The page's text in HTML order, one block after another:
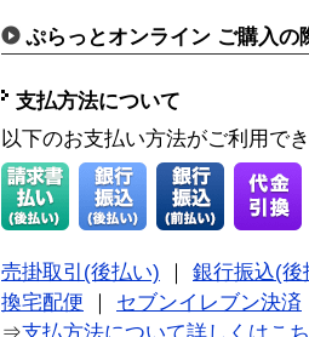
ぷらっとオンライン ご購入の
支払方法について
以下のお支払い方法がご利用で
売掛取引(後払い)
銀行振込(後
換宅配便
セブンイレブン決済